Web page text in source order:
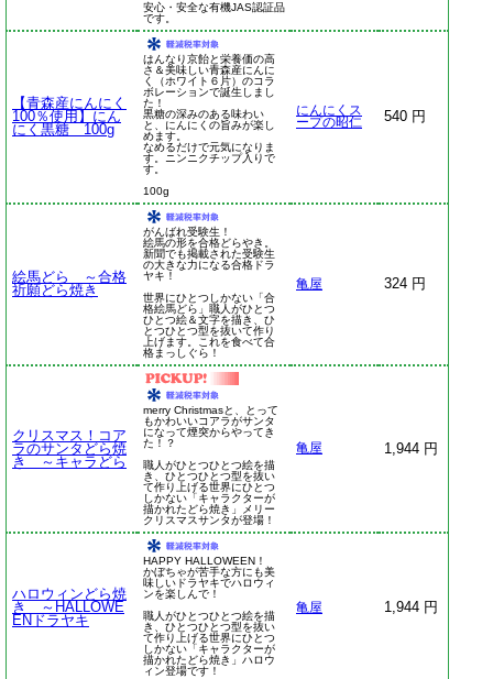
安心・安全な有機JAS認証品
です。
【青森産にんにく
100％使用】にん
にく黒糖 100g
はんなり京飴と栄養価の高
さ＆美味しい青森産にんに
く（ホワイト６片）のコラ
ボレーションで誕生しまし
た！
黒糖の深みのある味わい
と、にんにくの旨みが楽し
めます。
なめるだけで元気になりま
す。ニンニクチップ入りで
す。
100g
にんにくス
ープの昭仁
540 円
絵馬どら ～合格
祈願どら焼き
がんばれ受験生！
絵馬の形を合格どらやき。
新聞でも掲載された受験生
の大きな力になる合格ドラ
ヤキ！
世界にひとつしかない「合
格絵馬どら」職人がひとつ
ひとつ絵＆文字を描き、ひ
とつひとつ型を抜いて作り
上げます。これを食べて合
格まっしぐら！
亀屋 324 円
クリスマス！コア
ラのサンタどら焼
き ～キャラどら
merry Christmasと、とって
もかわいいコアラがサンタ
になって煙突からやってき
た！？
職人がひとつひとつ絵を描
き、ひとつひとつ型を抜い
て作り上げる世界にひとつ
しかない「キャラクターが
描かれたどら焼き」メリー
クリスマスサンタが登場！
亀屋 1,944 円
ハロウィンどら焼
き ～HALLOWE
ENドラヤキ
HAPPY HALLOWEEN！
かぼちゃが苦手な方にも美
味しいドラヤキでハロウィ
ンを楽しんで！
職人がひとつひとつ絵を描
き、ひとつひとつ型を抜い
て作り上げる世界にひとつ
しかない「キャラクターが
描かれたどら焼き」ハロウ
ィン登場です！
亀屋 1,944 円